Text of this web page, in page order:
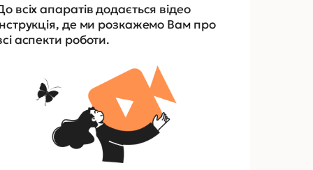
всіх апаратів додається відео
де ми розкажемо Вам про
аспекти роботи.